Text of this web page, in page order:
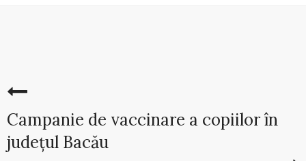
Campanie de vaccinare a copiilor în
județul Bacău